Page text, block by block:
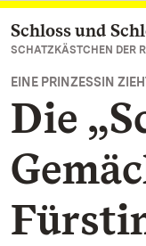
Zum
Schloss und
SCHATZKÄSTCHEN DER
EINE PRINZESSIN
Die